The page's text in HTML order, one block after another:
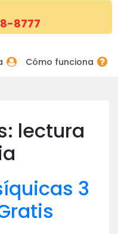
Cómo funciona
8777
lectura
3